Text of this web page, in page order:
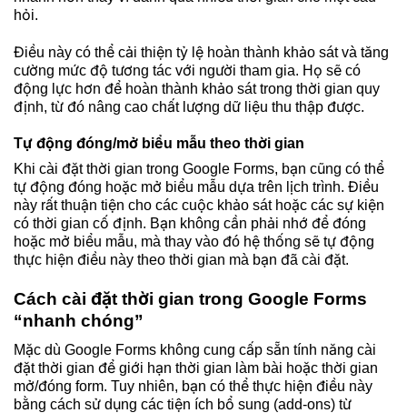
hỏi.
Điều này có thể cải thiện tỷ lệ hoàn thành khảo sát và tăng
cường mức độ tương tác với người tham gia. Họ sẽ có
động lực hơn để hoàn thành khảo sát trong thời gian quy
định, từ đó nâng cao chất lượng dữ liệu thu thập được.
Tự động đóng/mở biểu mẫu theo thời gian
Khi cài đặt thời gian trong Google Forms, bạn cũng có thể
tự động đóng hoặc mở biểu mẫu dựa trên lịch trình. Điều
này rất thuận tiện cho các cuộc khảo sát hoặc các sự kiện
có thời gian cố định. Bạn không cần phải nhớ để đóng
hoặc mở biểu mẫu, mà thay vào đó hệ thống sẽ tự động
thực hiện điều này theo thời gian mà bạn đã cài đặt.
Cách cài đặt thời gian trong Google Forms
“nhanh chóng”
Mặc dù Google Forms không cung cấp sẵn tính năng cài
đặt thời gian để giới hạn thời gian làm bài hoặc thời gian
mở/đóng form. Tuy nhiên, bạn có thể thực hiện điều này
bằng cách sử dụng các tiện ích bổ sung (add-ons) từ